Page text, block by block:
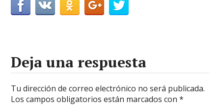
Deja una respuesta
Tu dirección de correo electrónico no será publicada.
Los campos obligatorios están marcados con*